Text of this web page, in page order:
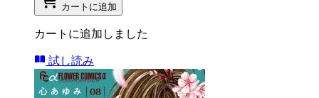
カートに追加
カートに追加しました
試し読み